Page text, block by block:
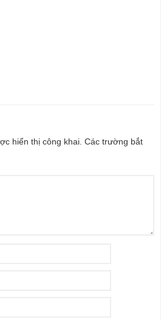
hiển thị công khai. Các trường bắt